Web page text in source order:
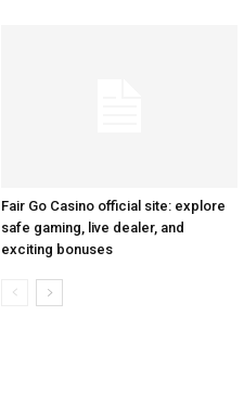
Fair Go Casino official site: explore
safe gaming, live dealer, and
exciting bonuses